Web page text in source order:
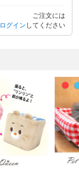
ご注文には
ログイン してください